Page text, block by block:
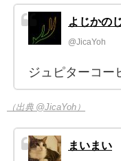
よじかの
@JicaYoh
ジュピターコー
（出典 @JicaYoh）
まいまい